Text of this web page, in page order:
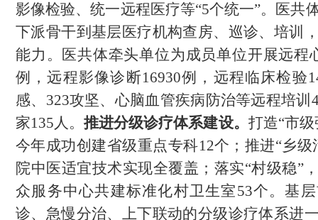
影像检验、统一远程医疗等“5个统一”。医共
下派骨干到基层医疗机构查房、巡诊、培训
能力。
医共体牵头单位为成员单位开展远程
例，远程影像诊断16930例，远程临床检验1
感、 323攻坚、心脑血管疾病防治等远程培训
家135人。推进分级诊疗体系建设。 打造“市
今年成功创建省级重点专科12个；推进“乡级
院中医适宜技术实现全覆盖；落实“村级稳”
众服务中心共建标准化村卫生室53个。基
诊、急慢分治、上下联动的分级诊疗体系进